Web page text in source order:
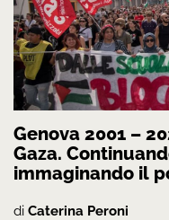
Genova 2001 –
Gaza.
immaginando il
di Caterina Peroni